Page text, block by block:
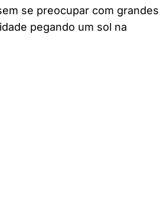
se preocupar com grandes
pegando um sol na